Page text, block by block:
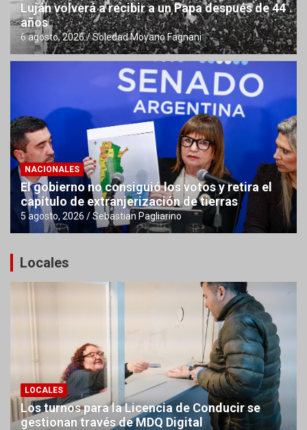
Luján volverá a recibir a un Papa después de 44
años
6 agosto, 2026 Soledad Moyano Fagnani
NACIONALES
El gobierno no consiguió los votos y retira el
capítulo de extranjerización de tierras
5 agosto, 2026 Sebastian Pagliarino
Locales
LOCALES
Los turnos para la Licencia de Conducir se
gestionan través de MDQ Digital